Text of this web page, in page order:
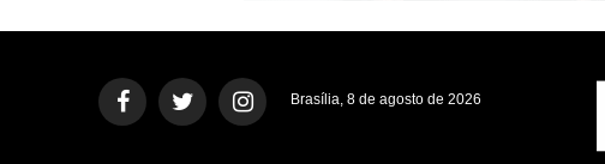
Brasília, 8 de agosto de 2026